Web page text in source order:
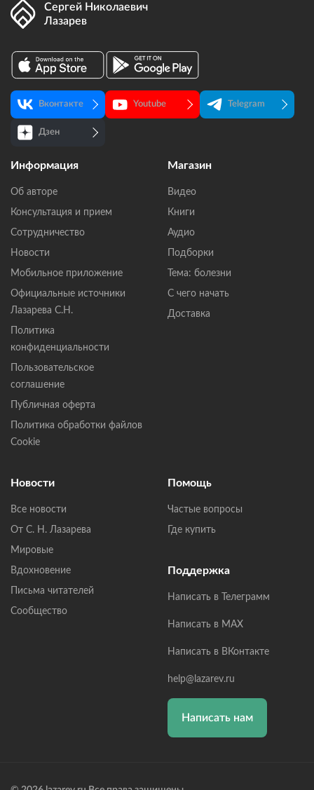
страница
Сергей Николаевич
Лазарев
Вконтакте Youtube Telegram
Дзен
Информация
Об авторе
Консультация и прием
Сотрудничество
Новости
Мобильное приложение
Официальные источники
Лазарева С.Н.
Политика
конфиденциальности
Пользовательское
соглашение
Публичная оферта
Политика обработки файлов
Cookie
Магазин
Видео
Книги
Аудио
Подборки
Тема: болезни
С чего начать
Доставка
Новости
Все новости
От С. Н. Лазарева
Мировые
Вдохновение
Письма читателей
Сообщество
Помощь
Частые вопросы
Где купить
Поддержка
Написать в Телеграмм
Написать в MAX
Написать в ВКонтакте
help@lazarev.ru
Написать нам